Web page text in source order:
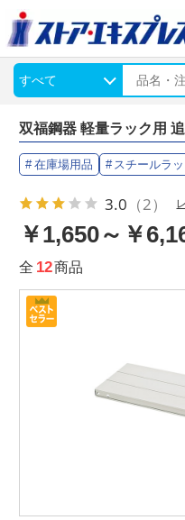
双福鋼器 軽量ラック用
在庫場用品 スチールラ
3.0 （2）
￥1,650～￥
全 12商品